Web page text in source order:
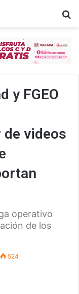
y FGEO
videos
operativo
de los
524